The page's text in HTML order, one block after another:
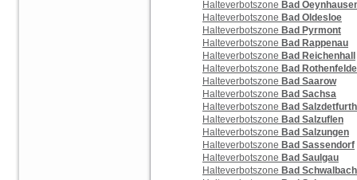
Halteverbotszone Bad
Halteverbotszone Bad Oldesloe
Halteverbotszone Bad Pyrmont
Halteverbotszone Bad Rappenau
Halteverbotszone Bad Reichenhall
Halteverbotszone Bad Rothenfelde
Halteverbotszone Bad Saarow
Halteverbotszone Bad Sachsa
Halteverbotszone Bad Salzdetfurth
Halteverbotszone Bad Salzuflen
Halteverbotszone Bad Salzungen
Halteverbotszone Bad Sassendorf
Halteverbotszone Bad Saulgau
Halteverbotszone Bad Schwalbach